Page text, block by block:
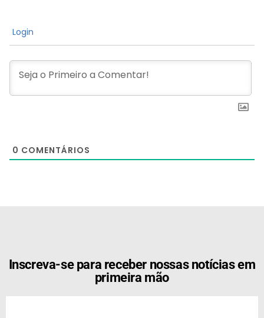
Login
0 COMENTÁRIOS
Inscreva-se para receber nossas notícias em
primeira mão